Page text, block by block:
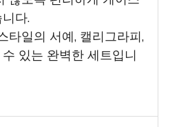
다.
타일의 서예, 캘리그라피,
있는 완벽한 세트입니